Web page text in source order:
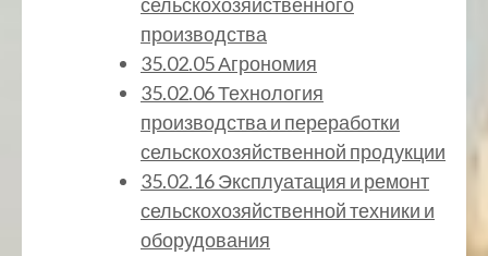
производства
35.02.05 Агрономия
35.02.06 Технология
производства и переработки
сельскохозяйственной продукции
35.02.16 Эксплуатация и ремонт
сельскохозяйственной техники и
оборудования